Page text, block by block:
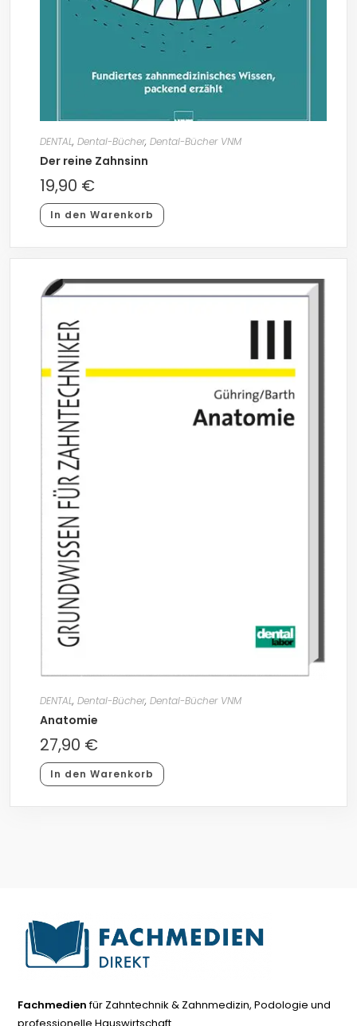
DENTAL, Dental-Bücher, Dental-Bücher VNM
Der reine Zahnsinn
19,90 €
In den Warenkorb
DENTAL, Dental-Bücher, Dental-Bücher VNM
Anatomie
27,90 €
In den Warenkorb
Fachmedienfür Zahntechnik & Zahnmedizin, Podologie und